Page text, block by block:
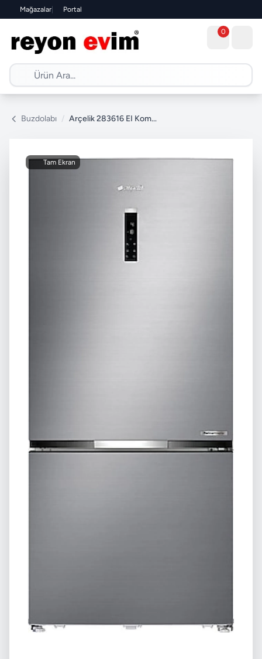
Mağazalar| Portal
0
Buzdolabı / Arçelik 283616 EI Kombi No Frost Buzdolabı
Tam Ekran